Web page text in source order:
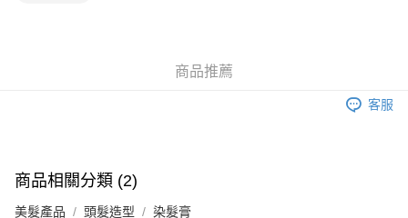
(澳門門市) 只顯示可選門市。確認發貨後2-5個工作天到店，3天內
取。逾期會取消訂單，並不會安排重寄
商品推薦
客服
商品相關分類 (2)
美髮產品 頭髮造型 染髮膏